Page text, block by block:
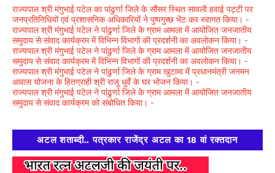
राज्यपाल श्री मंगुभाई पटेल का पांढुर्णा जिले के सौंसर स्थित सावली हवाई पट्टी पर
जनप्रतिनिधियों एवं प्रशासनिक अधिकारियों ने पुष्पगुच्छ भेंट कर स्वागत किया। -
राज्यपाल श्री मंगुभाई पटेल ने पांढुर्णा जिले के ग्राम आमला में आयोजित जनजातीय
समुदाय से संवाद कार्यक्रम में विभिन्न विभागों की प्रदर्शनी का अवलोकन किया। -
राज्यपाल श्री मंगुभाई पटेल ने पांढुर्णा जिले के ग्राम आमला में आयोजित जनजातीय
समुदाय से संवाद कार्यक्रम में विभिन्न विभागों की प्रदर्शनी का अवलोकन किया। -
राज्यपाल श्री मंगुभाई पटेल ने पांढुर्णा जिले के ग्राम खुटामा में प्रधानमंत्री जनमन
आवास योजना के हितग्राही श्री राजू धुर्वे के घर भोजन किया। -
राज्यपाल श्री मंगुभाई पटेल ने पांढुर्णा जिले के ग्राम आमला में आयोजित जनजातीय
समुदाय से संवाद कार्यक्रम को संबोधित किया। -
अटल शताब्दी.. पत्रकार राजेंद्र अटल का 18 वां रक्तदान